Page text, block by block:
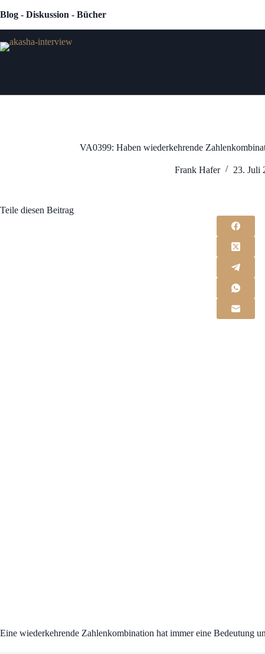
Inhalt
Blog - Diskussion - Bücher
VA0399: Haben wiederkehrende
Frank Hafer 23. Juli
Teile diesen Beitrag
Eine wiederkehrende Zahlenkombination hat immer eine Bedeutung